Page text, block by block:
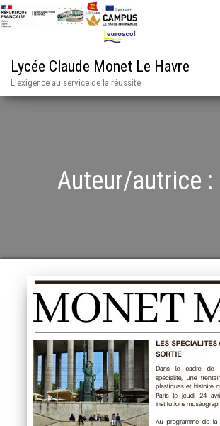
Lycée Claude Monet Le Havre
L'exigence au service de la réussite
Auteur/autrice :